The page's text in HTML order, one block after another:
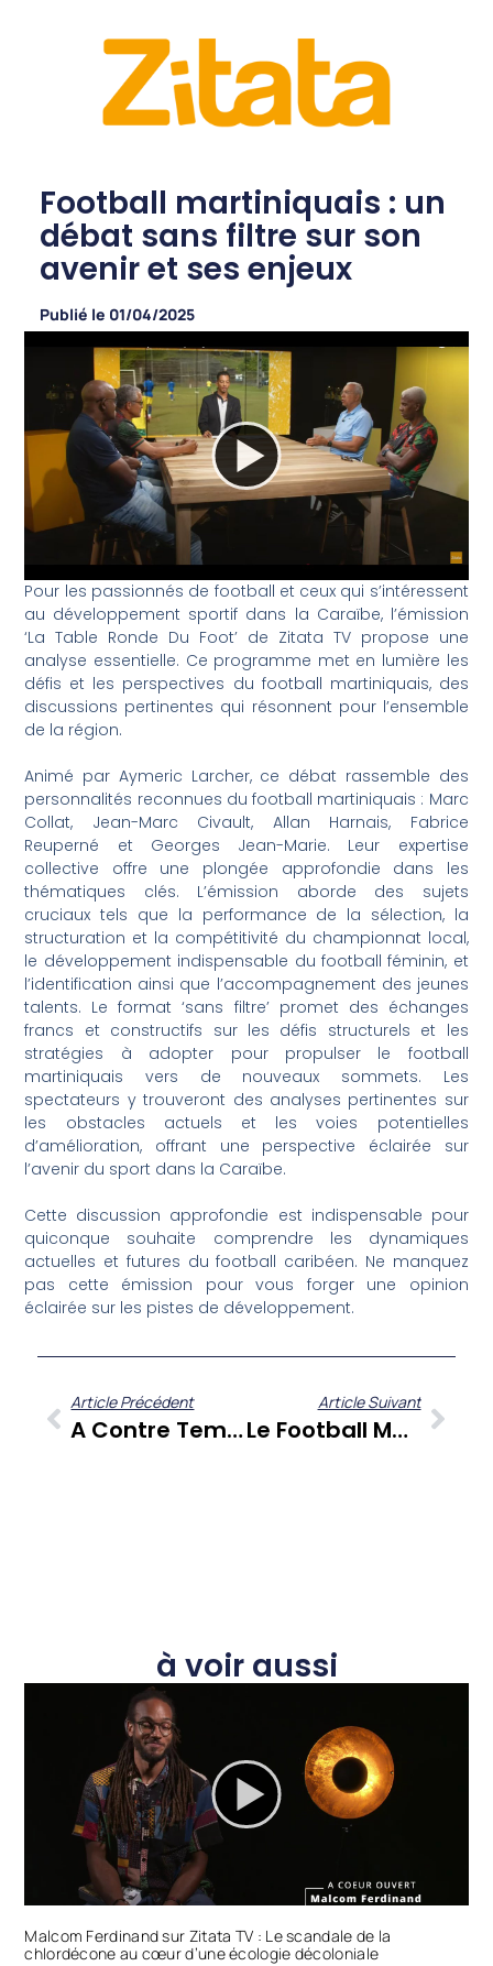
Football martiniquais : un
débat sans filtre sur son
avenir et ses enjeux
Publié le 01/04/2025
Pour les passionnés de football et ceux qui s’intéressent
au développement sportif dans la Caraïbe, l’émission
‘La Table Ronde Du Foot’ de Zitata TV propose une
analyse essentielle. Ce programme met en lumière les
défis et les perspectives du football martiniquais, des
discussions pertinentes qui résonnent pour l’ensemble
de la région.
Animé par Aymeric Larcher, ce débat rassemble des
personnalités reconnues du football martiniquais : Marc
Collat, Jean-Marc Civault, Allan Harnais, Fabrice
Reuperné et Georges Jean-Marie. Leur expertise
collective offre une plongée approfondie dans les
thématiques clés. L’émission aborde des sujets
cruciaux tels que la performance de la sélection, la
structuration et la compétitivité du championnat local,
le développement indispensable du football féminin, et
l’identification ainsi que l’accompagnement des jeunes
talents. Le format ‘sans filtre’ promet des échanges
francs et constructifs sur les défis structurels et les
stratégies à adopter pour propulser le football
martiniquais vers de nouveaux sommets. Les
spectateurs y trouveront des analyses pertinentes sur
les obstacles actuels et les voies potentielles
d’amélioration, offrant une perspective éclairée sur
l’avenir du sport dans la Caraïbe.
Cette discussion approfondie est indispensable pour
quiconque souhaite comprendre les dynamiques
actuelles et futures du football caribéen. Ne manquez
pas cette émission pour vous forger une opinion
éclairée sur les pistes de développement.
Article Précédent
A Contre Temps : Le Décryptage Sans Concession De L’actualité Antillo-Guyanaise Par Gérard Dorwling Carter Et Ses Chroniqueurs
Article Suivant
Le Football Martiniquais : Un Avenir En Discussion Ouverte Sur La Table Ronde Du Foot
à voir aussi
Malcom Ferdinand sur Zitata TV : Le scandale de la
chlordécone au cœur d’une écologie décoloniale